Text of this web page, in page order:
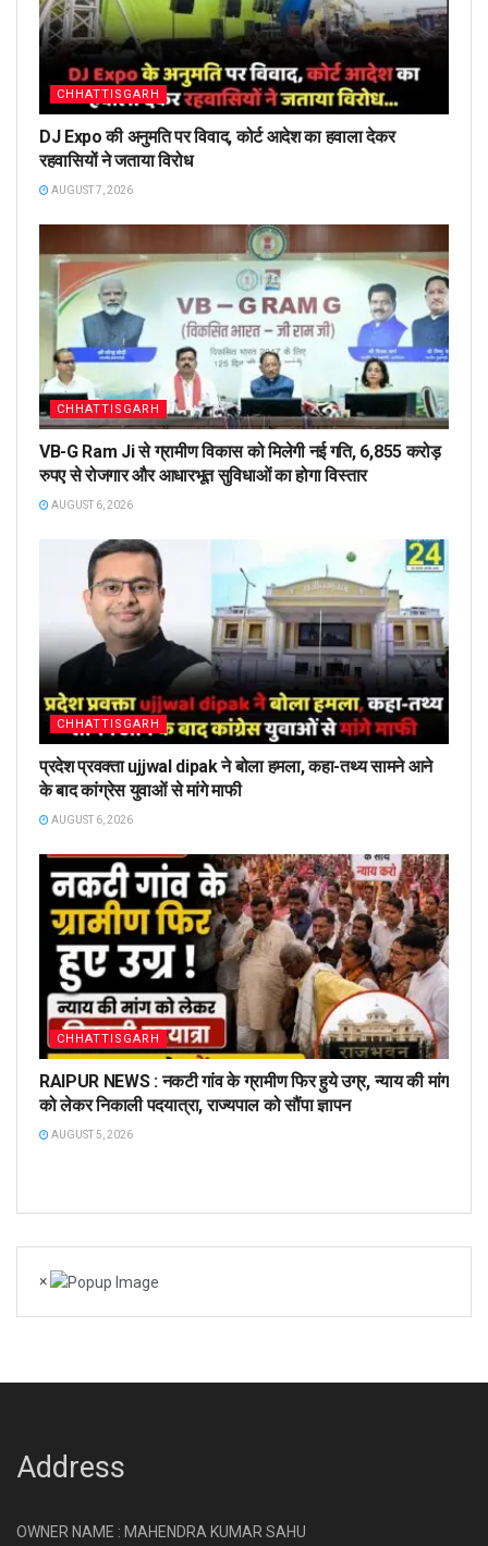
CHHATTISGARH
DJ Expo की अनुमति पर विवाद, कोर्ट आदेश का हवाला देकर
रहवासियों ने जताया विरोध
AUGUST 7, 2026
CHHATTISGARH
VB-G Ram Ji से ग्रामीण विकास को मिलेगी नई गति, 6,855 करोड़
रुपए से रोजगार और आधारभूत सुविधाओं का होगा विस्तार
AUGUST 6, 2026
CHHATTISGARH
प्रदेश प्रवक्ता ujjwal dipak ने बोला हमला, कहा-तथ्य सामने आने
के बाद कांग्रेस युवाओं से मांगे माफी
AUGUST 6, 2026
CHHATTISGARH
RAIPUR NEWS : नकटी गांव के ग्रामीण फिर हुये उग्र, न्याय की मांग
को लेकर निकाली पदयात्रा, राज्यपाल को सौंपा ज्ञापन
AUGUST 5, 2026
×
Address
OWNER NAME : MAHENDRA KUMAR SAHU